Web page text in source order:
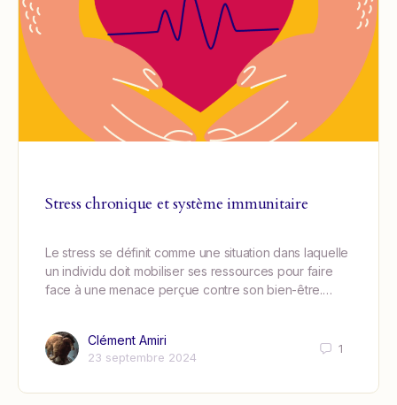
Stress chronique et système immunitaire
Le stress se définit comme une situation dans laquelle
un individu doit mobiliser ses ressources pour faire
face à une menace perçue contre son bien-être.…
Clément Amiri
23 septembre 2024
1